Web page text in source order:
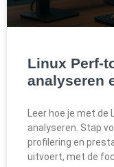
Linux Perf-
analyseren
Leer hoe je met
analyseren. Stap
profilering en
uitvoert, met de